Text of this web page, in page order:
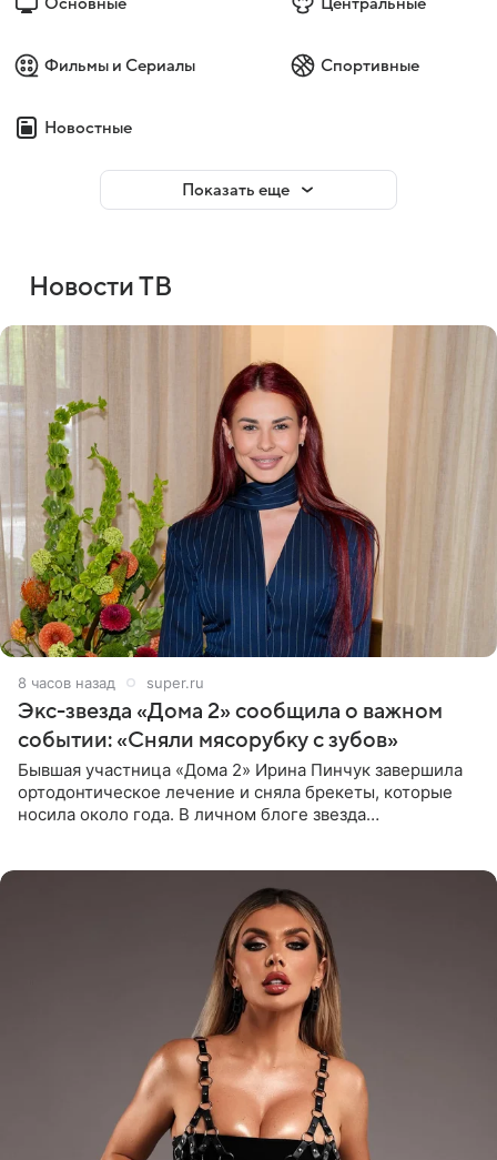
Фильмы и Сериалы Спортивные
Новостные
Показать еще
Новости ТВ
8 часов назад super.ru
Экс-звезда «Дома 2» сообщила о важном
событии: «Сняли мясорубку с зубов»
Бывшая участница «Дома 2» Ирина Пинчук завершила
ортодонтическое лечение и сняла брекеты, которые
носила около года. В личном блоге звезда